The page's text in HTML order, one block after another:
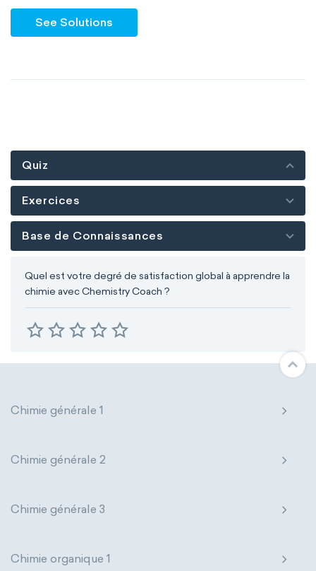
See Solutions
Quiz
Exercices
Base de Connaissances
Quel est votre degré de satisfaction global à apprendre la
chimie avec Chemistry Coach ?
Chimie générale 1
Chimie générale 2
Chimie générale 3
Chimie organique 1